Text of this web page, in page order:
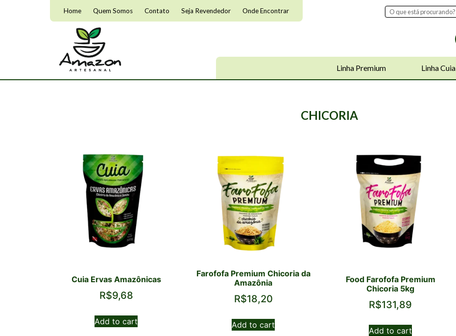
Home Quem Somos Contato Seja Revendedor Onde Encontrar
Linha Premium Linha Cuia
CHICORIA
Cuia Ervas Amazônicas
R$9,68
Add to cart
Farofofa Premium Chicoria da
Amazônia
R$18,20
Add to cart
Food Farofofa Premium
Chicoria 5kg
R$131,89
Add to cart